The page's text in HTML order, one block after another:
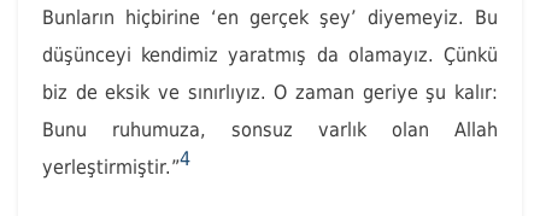
Bunların hiçbirine ‘en gerçek şey’ diyemeyiz. Bu
düşünceyi kendimiz yaratmış da olamayız. Çünkü
biz de eksik ve sınırlıyız. O zaman geriye şu kalır:
Bunu ruhumuza, sonsuz varlık olan Allah
yerleştirmiştir.”4